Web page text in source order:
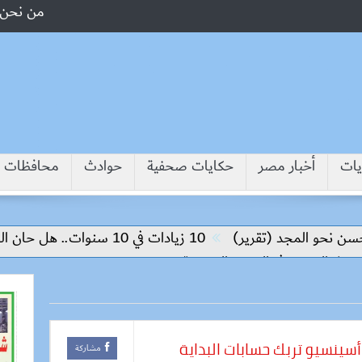
من نحن
أخبار مصر حكايات صحفية حوادث محافظات
(تقرير) 10 زيادات في 10 سنوات.. هل حان الوقت لرفع دعم البنزين نهائيا؟
تربك حسابات البداية مشاركة